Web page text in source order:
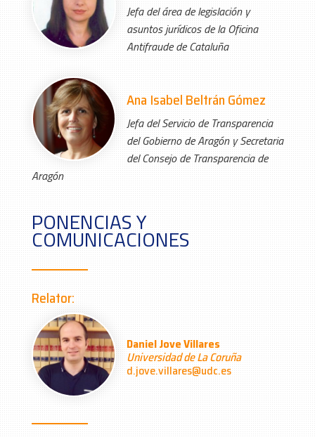
Jefa del área de legislación y
asuntos jurídicos de la Oficina
Antifraude de Cataluña
Ana Isabel Beltrán Gómez
Jefa del Servicio de Transparencia
del Gobierno de Aragón y Secretaria
del Consejo de Transparencia de
Aragón
PONENCIAS Y
COMUNICACIONES
Relator:
Daniel Jove Villares
Universidad de La Coruña
d.jove.villares@udc.es